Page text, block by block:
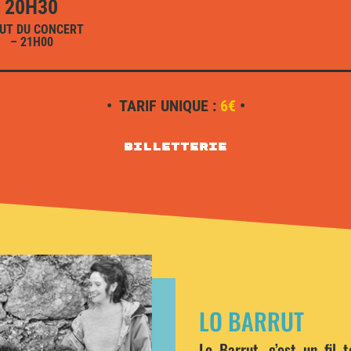
20H30
DU CONCERT
– 21H00
• TARIF UNIQUE : 6€ •
Billetterie
LO BARRUT